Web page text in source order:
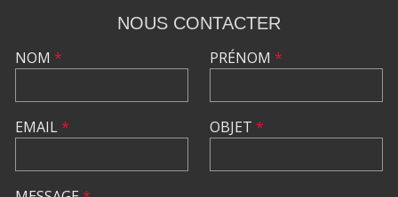
NOUS CONTACTER
NOM *
EMAIL*
PRÉNOM *
OBJET *